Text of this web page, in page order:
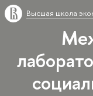
Высшая школа